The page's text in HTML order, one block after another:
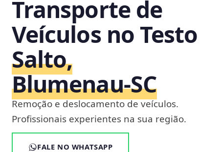
Transporte de
Veículos no Testo
Salto,
Blumenau‑SC
Remoção e deslocamento de veículos.
Profissionais experientes na sua região.
FALE NO WHATSAPP